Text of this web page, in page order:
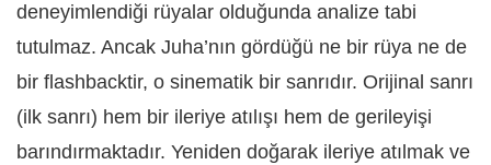
deneyimlendiği rüyalar olduğunda analize tabi
tutulmaz. Ancak Juha’nın gördüğü ne bir rüya ne de
bir flashbacktir, o sinematik bir sanrıdır. Orijinal sanrı
(ilk sanrı) hem bir ileriye atılışı hem de gerileyişi
barındırmaktadır. Yeniden doğarak ileriye atılmak ve